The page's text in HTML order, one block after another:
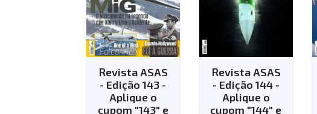
Revista ASAS
- Edição 144 -
Aplique o
cupom "144" e
Revista ASAS
- Edição 137
R$35.80